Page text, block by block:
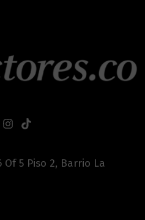
Of 5 Piso 2, Barrio La